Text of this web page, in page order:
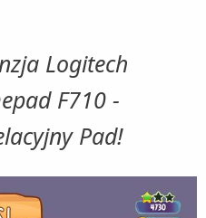
Logitech
F710 -
Pad!